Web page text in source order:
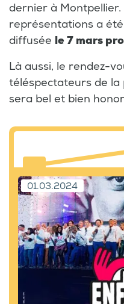
dernier à Montpellier.
représentations a
diffusée le 7 mars
Là aussi, le rendez-
téléspectateurs de
sera bel et bien
01.03.2024